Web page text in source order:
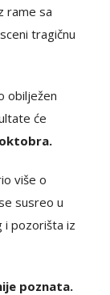
rame sa
tragičnu
obilježen
će
više o
susreo u
i pozorišta iz
poznata.